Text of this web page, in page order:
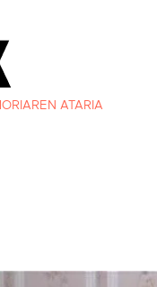
ATARIA